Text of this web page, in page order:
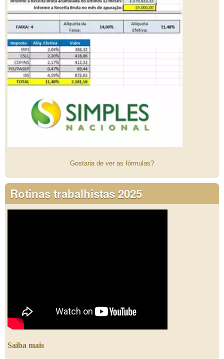
Gostaria de ver as fórmulas?
Rotinas trabalhistas 2025
Saiba mais